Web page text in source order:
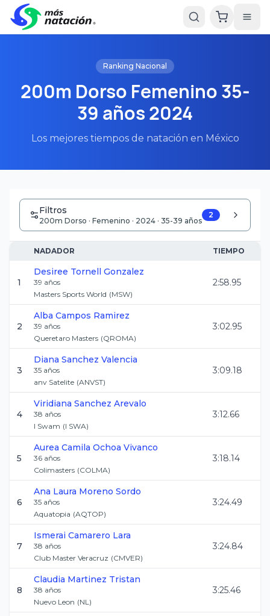
Ranking Nacional
200m Dorso Femenino 35-
39 años 2024
Los mejores tiempos de natación en México
Filtros
200m Dorso · Femenino · 2024 · 35-39 años
2
NADADOR TIEMPO
1
Desiree Tornell Gonzalez
39 años
Masters Sports World (MSW)
2:58.95
2
Alba Campos Ramirez
39 años
Queretaro Masters (QROMA)
3:02.95
3
Diana Sanchez Valencia
35 años
anv Satelite (ANVST)
3:09.18
4
Viridiana Sanchez Arevalo
38 años
I Swam (I SWA)
3:12.66
5
Aurea Camila Ochoa Vivanco
36 años
Colimasters (COLMA)
3:18.14
6
Ana Laura Moreno Sordo
35 años
Aquatopia (AQTOP)
3:24.49
7
Ismerai Camarero Lara
38 años
Club Master Veracruz (CMVER)
3:24.84
8
Claudia Martinez Tristan
38 años
Nuevo Leon (NL)
3:25.46